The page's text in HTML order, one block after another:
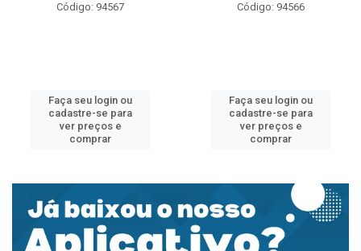
Código: 94567
Faça seu login ou
cadastre-se para
ver preços e
comprar
Código: 94566
Faça seu login ou
cadastre-se para
ver preços e
comprar